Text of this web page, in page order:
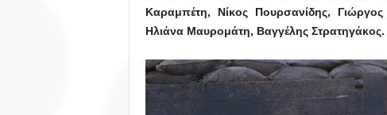
Καραμπέτη, Νίκος Πουρσανίδης,
Ηλιάνα Μαυρομάτη, Βαγγέλης Στρατηγάκος.